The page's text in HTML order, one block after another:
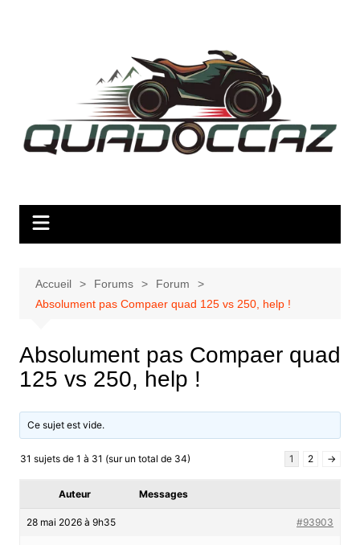
Accueil Forums
Forum
Absolument pas Compaer quad 125 vs 250, help !
Absolument pas Compaer quad
125 vs 250, help !
Ce sujet est vide.
31 sujets de 1 à 31 (sur un total de 34) 1 2 →
Auteur Messages
28 mai 2026 à 9h35 #93903